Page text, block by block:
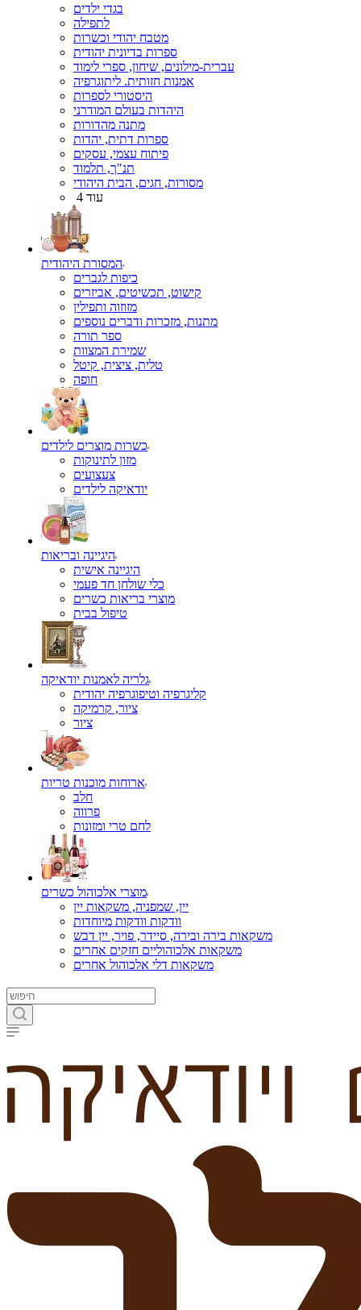
בגדי ילדים
לתפילה
מטבח יהודי וכשרות
ספרות בדיונית יהודית
עברית-מילונים, שיחון, ספרי לימוד
אמנות חזותית. ליתוגרפיה
היסטורי לספרות
היהדות בעולם המודרני
מתנה מהדורות
ספרות דתית, יהדות
פיתוח עצמי, עסקים
תנ"ך, תלמוד
מסורות, חגים, הבית היהודי
עוד 4
המסורת היהודית
כיפות לגברים
קישוט, תכשיטים, אביזרים
מזוזוה ותפילין
מתנות, מזכרות ודברים נוספים
ספר תורה
שמירת המצוות
טלית, ציצית, קיטל
כשרות מוצרים לילדים
מזון לתינוקות
צעצועים
יודאיקה לילדים
היגיינה ובריאות
היגיינה אישית
כלי שולחן חד פעמי
מוצרי בריאות כשרים
טיפול בבית
גלריה לאמנות יודאיקה
קליגרפיה וטיפוגרפיה יהודית
ציור, קרמיקה
ציור
ארוחות מוכנות טריות
חלב
פרווה
לחם טרי ומזונות
מוצרי אלכוהול כשרים
יין, שמפניה, משקאות יין
וודקות וודקות מיוחדות
משקאות בירה ובירה, סיידר, פויר, יין דבש
משקאות אלכוהוליים חזקים אחרים
משקאות דלי אלכוהול אחרים